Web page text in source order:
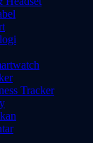
Tracker